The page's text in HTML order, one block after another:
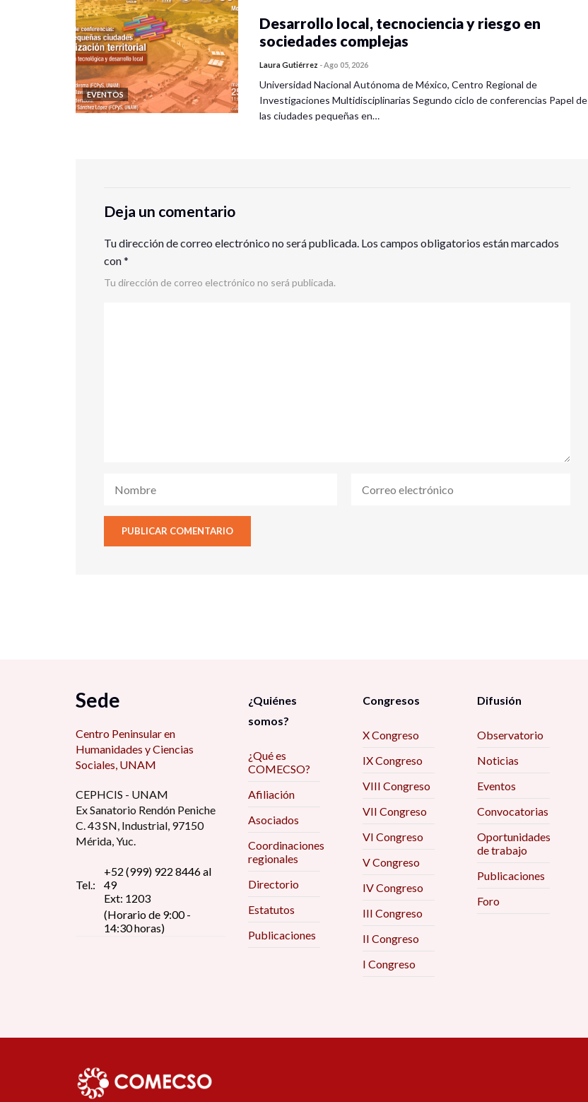
EVENTOS
Desarrollo local, tecnociencia y riesgo en
sociedades complejas
Laura Gutiérrez -Ago 05, 2026
Universidad Nacional Autónoma de México, Centro Regional de
Investigaciones Multidisciplinarias Segundo ciclo de conferencias Papel de
las ciudades pequeñas en…
Deja un comentario
Tu dirección de correo electrónico no será publicada. Los campos obligatorios están marcados
con*
Tu dirección de correo electrónico no será publicada.
Sede
Centro Peninsular en
Humanidades y Ciencias
Sociales, UNAM
CEPHCIS - UNAM
Ex Sanatorio Rendón Peniche
C. 43 SN, Industrial, 97150
Mérida, Yuc.
Tel.:
+52 (999) 922 8446 al
49
Ext: 1203
(Horario de 9:00 -
14:30 horas)
¿Quiénes
somos?
¿Qué es
COMECSO?
Afiliación
Asociados
Coordinaciones
regionales
Directorio
Estatutos
Publicaciones
Congresos
X Congreso
IX Congreso
VIII Congreso
VII Congreso
VI Congreso
V Congreso
IV Congreso
III Congreso
II Congreso
I Congreso
Difusión
Observatorio
Noticias
Eventos
Convocatorias
Oportunidades
de trabajo
Publicaciones
Foro